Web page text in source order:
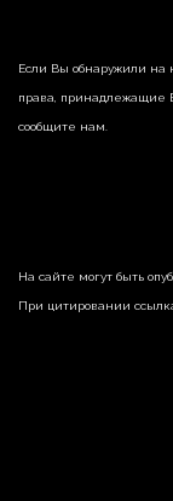
Если Вы обнаружили на
права, принадлежащие
сообщите нам.
На сайте могут быть
При цитировании